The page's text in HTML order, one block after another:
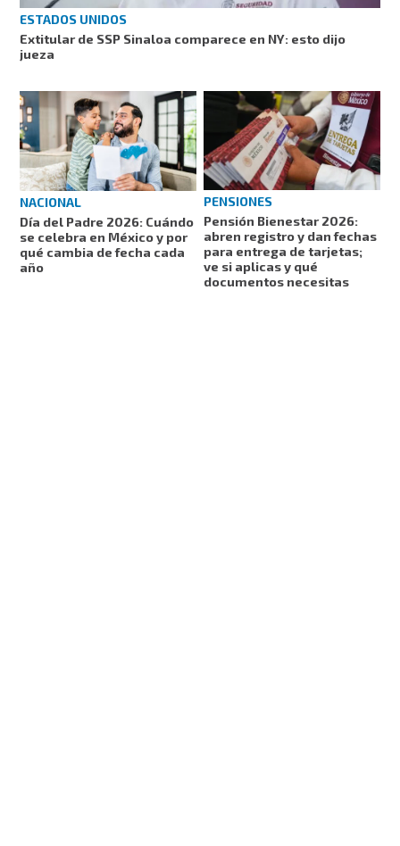
ESTADOS UNIDOS
Extitular de SSP Sinaloa comparece en NY: esto dijo
jueza
NACIONAL
Día del Padre 2026: Cuándo
se celebra en México y por
qué cambia de fecha cada
año
PENSIONES
Pensión Bienestar 2026:
abren registro y dan fechas
para entrega de tarjetas;
ve si aplicas y qué
documentos necesitas